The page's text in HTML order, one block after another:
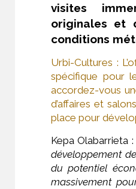
visites
originales et
conditions
Urbi-Cultures :
spécifique pour
accordez-vous
d’affaires et
place pour
Kepa Olabarrieta
développement
du potentiel
massivement